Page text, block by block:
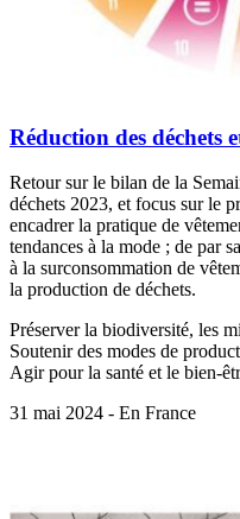
Réduction des déchets
Retour sur le bilan de la
déchets 2023, et focus sur le
encadrer la pratique de
tendances à la mode ; de par
à la surconsommation de
la production de déchets.
Préserver la biodiversité, les
Soutenir des modes de
Agir pour la santé et le bien-
31 mai 2024 - En France